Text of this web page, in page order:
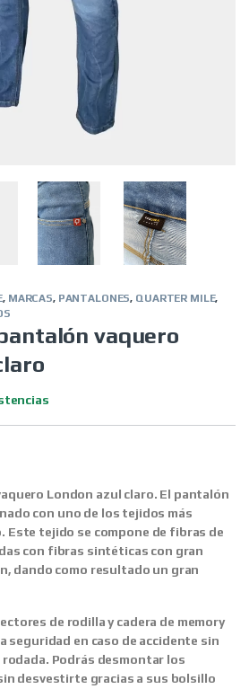
, MARCAS, PANTALONES, QUARTER MILE,
vaquero
London azul claro. El pantalón
con uno de los tejidos más
Este tejido se compone de fibras de
con fibras sintéticas con gran
, dando como resultado un gran
de rodilla y cadera de memory
seguridad en caso de accidente sin
Podrás desmontar los
desvestirte gracias a sus bolsillo